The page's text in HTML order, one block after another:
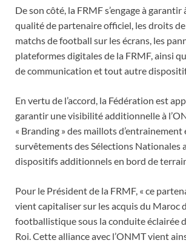
De son côté, la FRMF s’engage à garantir
qualité de partenaire officiel, les droits
matchs de football sur les écrans, les
plateformes digitales de la FRMF, ainsi
de communication et tout autre
En vertu de l’accord, la Fédération est
garantir une visibilité additionnelle à
« Branding » des maillots d’entrainement
survêtements des Sélections Nationales
dispositifs additionnels en bord de
Pour le Président de la FRMF, « ce
vient capitaliser sur les acquis du Maroc
footballistique sous la conduite éclairée
Roi. Cette alliance avec l’ONMT vient